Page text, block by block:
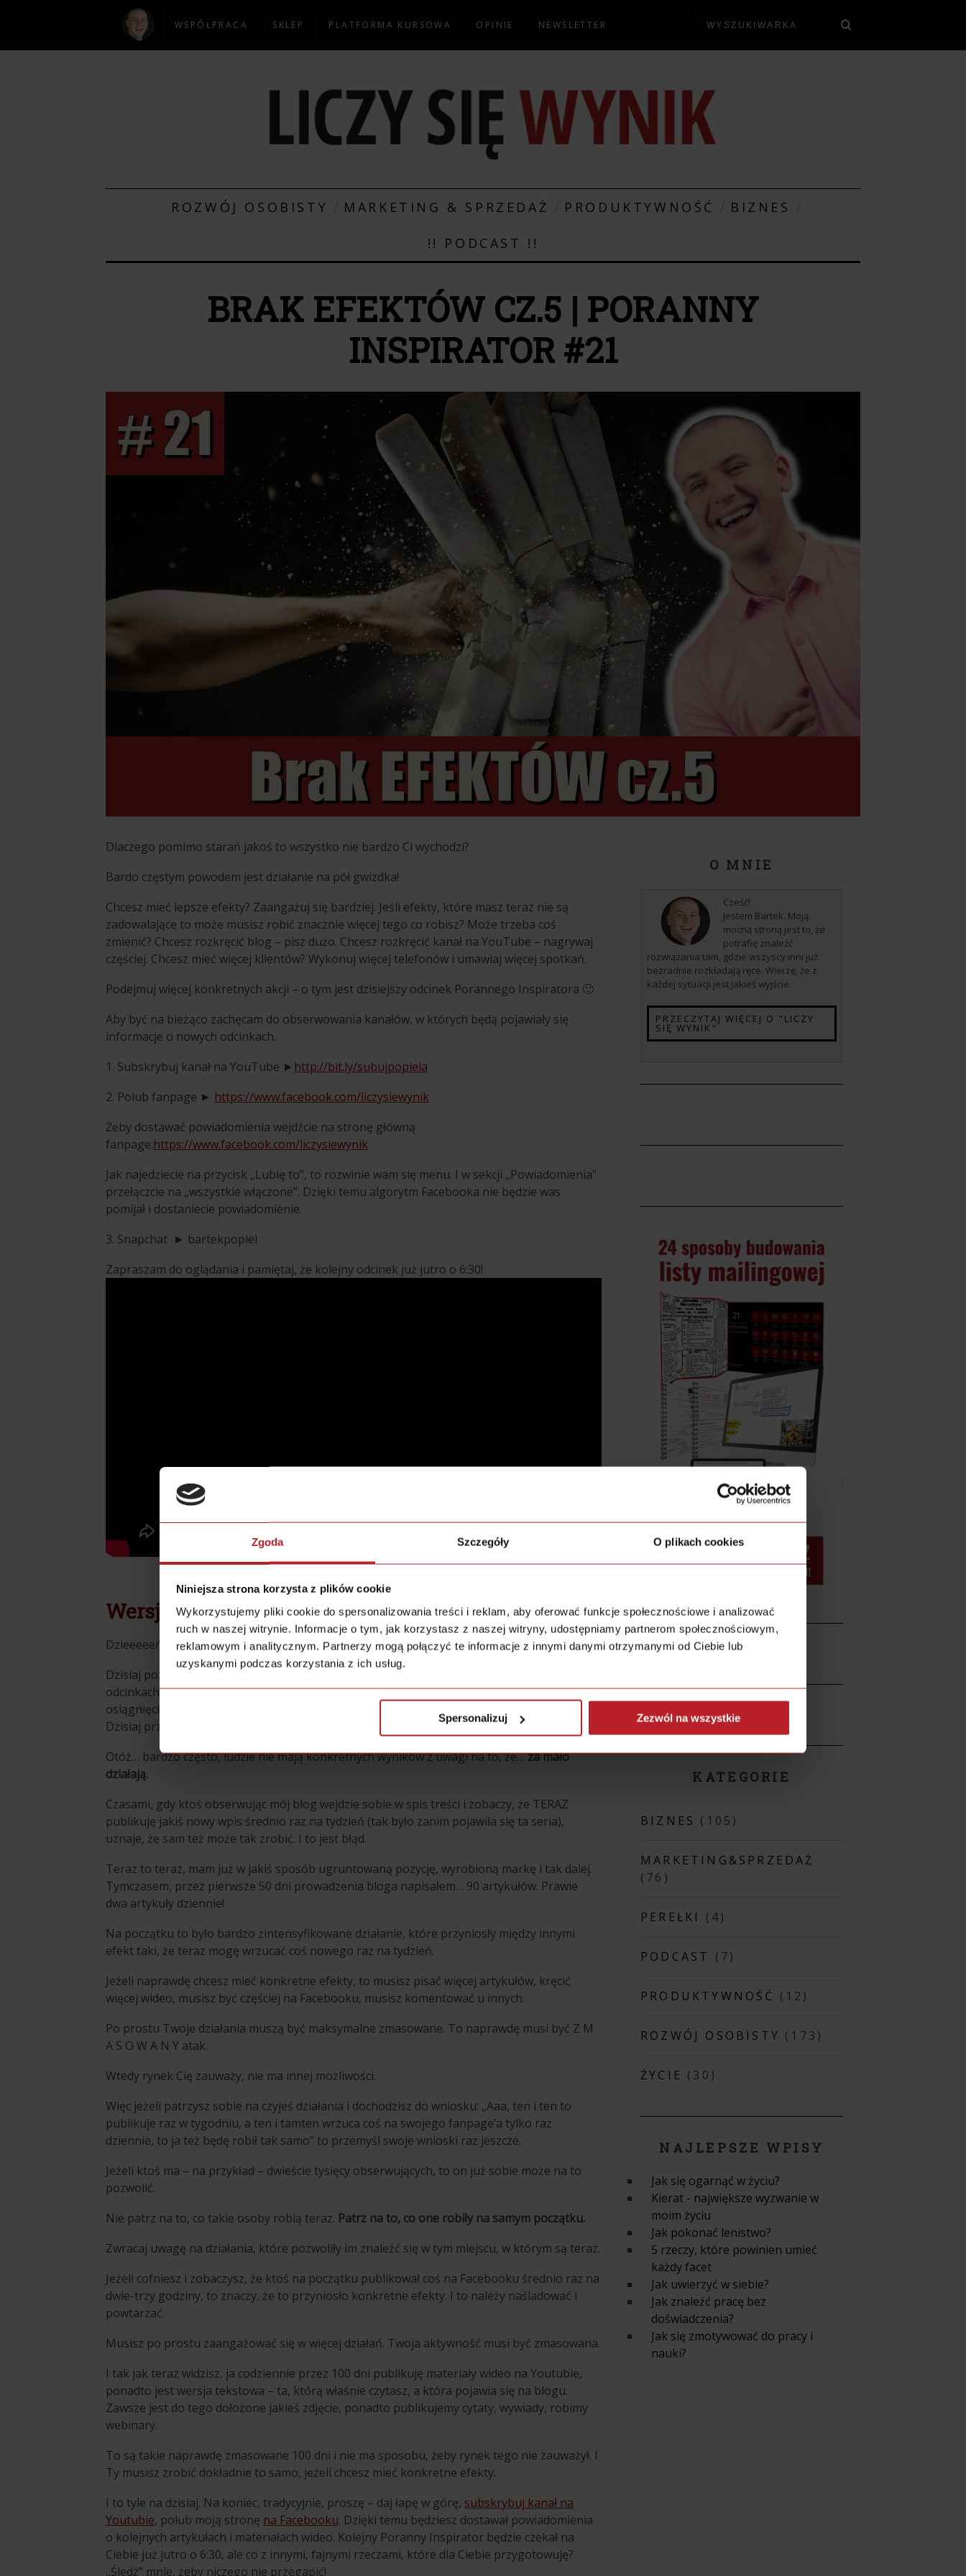
Zgoda Szczegóły O plikach cookies
Niniejsza strona korzysta z plików cookie
Wykorzystujemy pliki cookie do spersonalizowania treści i reklam, aby oferować funkcje społecznościowe i analizować
ruch w naszej witrynie. Informacje o tym, jak korzystasz z naszej witryny, udostępniamy partnerom społecznościowym,
reklamowym i analitycznym. Partnerzy mogą połączyć te informacje z innymi danymi otrzymanymi od Ciebie lub
uzyskanymi podczas korzystania z ich usług.
Spersonalizuj Zezwól na wszystkie
WSPÓŁPRACA SKLEP PLATFORMA KURSOWA OPINIE NEWSLETTER
ROZWÓJ OSOBISTY MARKETING & SPRZEDAŻ PRODUKTYWNOŚĆ BIZNES
!! PODCAST !!
BRAK EFEKTÓW CZ.5 | PORANNY
INSPIRATOR #21
Dlaczego pomimo starań jakoś to wszystko nie bardzo Ci wychodzi?
Bardo częstym powodem jest działanie na pół gwizdka!
Chcesz mieć lepsze efekty? Zaangażuj się bardziej. Jeśli efekty, które masz teraz nie są
zadowalające to może musisz robić znacznie więcej tego co robisz? Może trzeba coś
zmienić? Chcesz rozkręcić blog – pisz dużo. Chcesz rozkręcić kanał na YouTube – nagrywaj
częściej. Chcesz mieć więcej klientów? Wykonuj więcej telefonów i umawiaj więcej spotkań.
Podejmuj więcej konkretnych akcji – o tym jest dzisiejszy odcinek Porannego Inspiratora 🙂
Aby być na bieżąco zachęcam do obserwowania kanałów, w których będą pojawiały się
informacje o nowych odcinkach.
1. Subskrybuj kanał na YouTube ► http://bit.ly/subujpopiela
2. Polub fanpage ► https://www.facebook.com/liczysiewynik
Żeby dostawać powiadomienia wejdźcie na stronę główną
fanpage:https://www.facebook.com/liczysiewynik
Jak najedziecie na przycisk „Lubię to”, to rozwinie wam się menu. I w sekcji „Powiadomienia”
przełączcie na „wszystkie włączone”. Dzięki temu algorytm Facebooka nie będzie was
pomijał i dostaniecie powiadomienie.
3. Snapchat ► bartekpopiel
Zapraszam do oglądania i pamiętaj, że kolejny odcinek już jutro o 6:30!
Wersja tekstowa
Dzieeeeeń dobry! To jest kolejny Poranny Inspirator!
Dzisiaj poznasz piątą już przyczynę porażek wielu ciężko pracujących ludzi. W poprzednich
odcinkach pokazałem Ci pozostałe 4 powody tego, dlaczego ludziom nie wychodzi
osiągnięcie założonych celów pomimo wykorzystania różnego rodzaju metod, technik.
Dzisiaj przyszła kolej na powód piąty.
Otóż… bardzo często, ludzie nie mają konkretnych wyników z uwagi na to, że…za mało
działają.
Czasami, gdy ktoś obserwując mój blog wejdzie sobie w spis treści i zobaczy, że TERAZ
publikuję jakiś nowy wpis średnio raz na tydzień (tak było zanim pojawiła się ta seria),
uznaje, że sam też może tak zrobić. I to jest błąd.
Teraz to teraz, mam już w jakiś sposób ugruntowaną pozycję, wyrobioną markę i tak dalej.
Tymczasem, przez pierwsze 50 dni prowadzenia bloga napisałem… 90 artykułów. Prawie
dwa artykuły dziennie!
Na początku to było bardzo zintensyfikowane działanie, które przyniosły między innymi
efekt taki, że teraz mogę wrzucać coś nowego raz na tydzień.
Jeżeli naprawdę chcesz mieć konkretne efekty, to musisz pisać więcej artykułów, kręcić
więcej wideo, musisz być częściej na Facebooku, musisz komentować u innych.
Po prostu Twoje działania muszą być maksymalne zmasowane. To naprawdę musi być Z M
A S O W A N Y atak.
Wtedy rynek Cię zauważy, nie ma innej możliwości.
Więc jeżeli patrzysz sobie na czyjeś działania i dochodzisz do wniosku: „Aaa, ten i ten to
publikuje raz w tygodniu, a ten i tamten wrzuca coś na swojego fanpage’a tylko raz
dziennie, to ja też będę robił tak samo” to przemyśl swoje wnioski raz jeszcze.
Jeżeli ktoś ma – na przykład – dwieście tysięcy obserwujących, to on już sobie może na to
pozwolić.
Nie patrz na to, co takie osoby robią teraz. Patrz na to, co one robiły na samym początku.
Zwracaj uwagę na działania, które pozwoliły im znaleźć się w tym miejscu, w którym są teraz.
Jeżeli cofniesz i zobaczysz, że ktoś na początku publikował coś na Facebooku średnio raz na
dwie-trzy godziny, to znaczy, że to przyniosło konkretne efekty. I to należy naśladować i
powtarzać.
Musisz po prostu zaangażować się w więcej działań. Twoja aktywność musi być zmasowana.
I tak jak teraz widzisz, ja codziennie przez 100 dni publikuję materiały wideo na Youtubie,
ponadto jest wersja tekstowa – ta, którą właśnie czytasz, a która pojawia się na blogu.
Zawsze jest do tego dołożone jakieś zdjęcie, ponadto publikujemy cytaty, wywiady, robimy
webinary.
To są takie naprawdę zmasowane 100 dni i nie ma sposobu, żeby rynek tego nie zauważył. I
Ty musisz zrobić dokładnie to samo, jeżeli chcesz mieć konkretne efekty.
I to tyle na dzisiaj. Na koniec, tradycyjnie, proszę – daj łapę w górę, subskrybuj kanał na
Youtubie, polub moją stronę na Facebooku. Dzięki temu będziesz dostawał powiadomienia
o kolejnych artykułach i materiałach wideo. Kolejny Poranny Inspirator będzie czekał na
Ciebie już jutro o 6:30, ale co z innymi, fajnymi rzeczami, które dla Ciebie przygotowuję?
„Śledź” mnie, żeby niczego nie przegapić!
O MNIE
Cześć!
Jestem Bartek. Moją
mocną stroną jest to, że
potrafię znaleźć
rozwiązania tam, gdzie wszyscy inni już
bezradnie rozkładają ręce. Wierzę, że z
każdej sytuacji jest jakieś wyjście.
PRZECZYTAJ WIĘCEJ O "LICZY
SIĘ WYNIK"
KATEGORIE
BIZNES (105)
MARKETING&SPRZEDAŻ
(76)
PEREŁKI (4)
PODCAST (7)
PRODUKTYWNOŚĆ (12)
ROZWÓJ OSOBISTY (173)
ŻYCIE (30)
NAJLEPSZE WPISY
Jak się ogarnąć w życiu?
Kierat - największe wyzwanie w
moim życiu
Jak pokonać lenistwo?
5 rzeczy, które powinien umieć
każdy facet
Jak uwierzyć w siebie?
Jak znaleźć pracę bez
doświadczenia?
Jak się zmotywować do pracy i
nauki?